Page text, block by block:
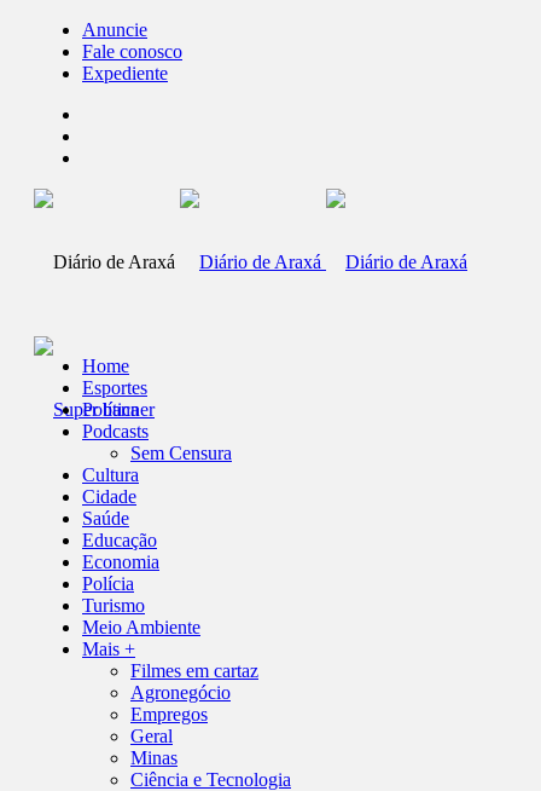
Anuncie
Fale conosco
Expediente
Home
Esportes
Política
Podcasts
Sem Censura
Cultura
Cidade
Saúde
Educação
Economia
Polícia
Turismo
Meio Ambiente
Mais +
Filmes em cartaz
Agronegócio
Empregos
Geral
Minas
Ciência e Tecnologia